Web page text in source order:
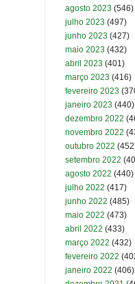
agosto 2023 (546)
julho 2023 (497)
junho 2023 (427)
maio 2023 (432)
abril 2023 (401)
março 2023 (416)
fevereiro 2023
janeiro 2023 (440)
dezembro 2022
novembro 2022
outubro 2022
setembro 2022
agosto 2022 (440)
julho 2022 (417)
junho 2022 (485)
maio 2022 (473)
abril 2022 (433)
março 2022 (432)
fevereiro 2022
janeiro 2022 (406)